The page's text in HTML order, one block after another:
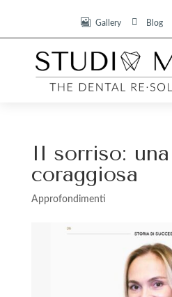
 Gallery  Blog
Il sorriso:
coraggiosa
Approfondimenti